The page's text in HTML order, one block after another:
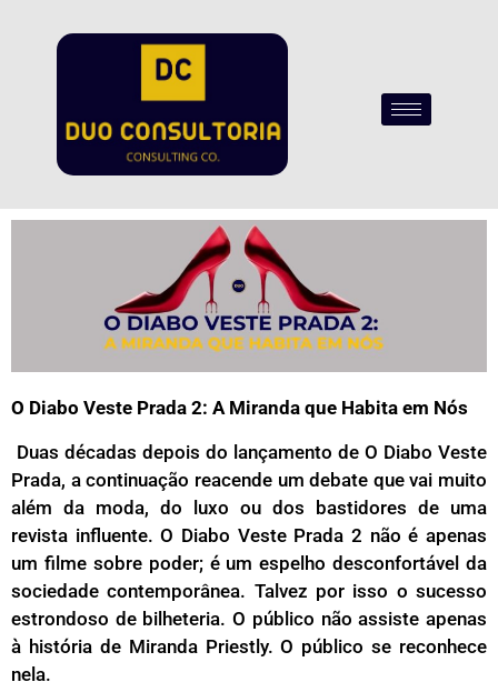
O Diabo Veste Prada 2: A Miranda que Habita em Nós
Duas décadas depois do lançamento de O Diabo Veste
Prada, a continuação reacende um debate que vai muito
além da moda, do luxo ou dos bastidores de uma
revista influente. O Diabo Veste Prada 2 não é apenas
um filme sobre poder; é um espelho desconfortável da
sociedade contemporânea. Talvez por isso o sucesso
estrondoso de bilheteria. O público não assiste apenas
à história de Miranda Priestly. O público se reconhece
nela.